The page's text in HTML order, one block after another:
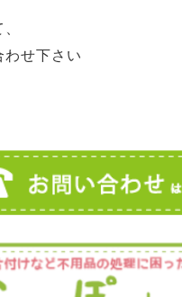
せ下さい